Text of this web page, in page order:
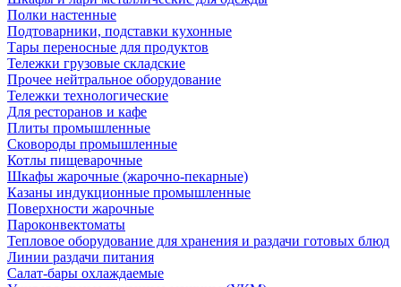
Полки настенные
Подтоварники, подставки кухонные
Тары переносные для продуктов
Тележки грузовые складские
Прочее нейтральное оборудование
Тележки технологические
Для ресторанов и кафе
Плиты промышленные
Сковороды промышленные
Котлы пищеварочные
Шкафы жарочные (жарочно-пекарные)
Казаны индукционные промышленные
Поверхности жарочные
Пароконвектоматы
Тепловое оборудование для хранения и раздачи готовых блюд
Линии раздачи питания
Салат-бары охлаждаемые